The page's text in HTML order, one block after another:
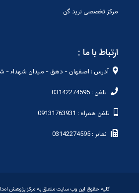
مرکز تخصصی ترید گن
ارتباط با ما :
آدرس : اصفهان - دهق - میدان شهداء -
تلفن : 03142274595
تلفن همراه : 09131763931
نمابر : 03142274595
کلیه حقوق این وب سایت متعلق به مرکز پژوهش